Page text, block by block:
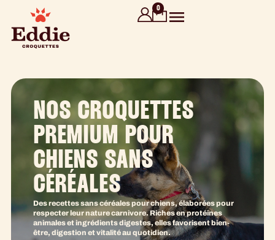
0
NOS CROQUETTES
PREMIUM POUR
CHIENS SANS
CÉRÉALES
Des recettes sans céréales pour chiens, élaborées pour
respecter leur nature carnivore. Riches en protéines
animales et ingrédients digestes, elles favorisent bien-
être, digestion et vitalité au quotidien.